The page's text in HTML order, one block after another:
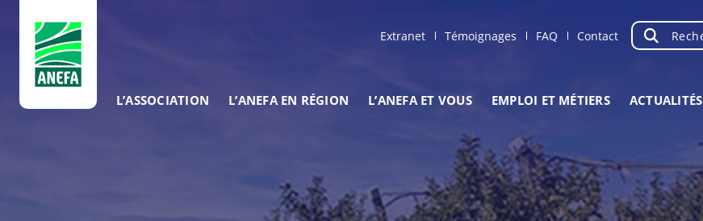
Extranet Témoignages FAQ Contact Recherche
OK
L’ASSOCIATION L’ANEFA EN RÉGION L’ANEFA ET VOUS EMPLOI ET MÉTIERS ACTUALITÉS